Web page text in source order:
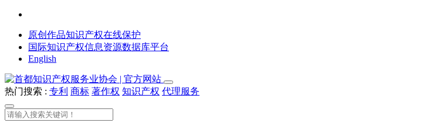
原创作品知识产权在线保护
国际知识产权信息资源数据库平台
English
热门搜索 : 专利 商标 著作权 知识产权 代理服务